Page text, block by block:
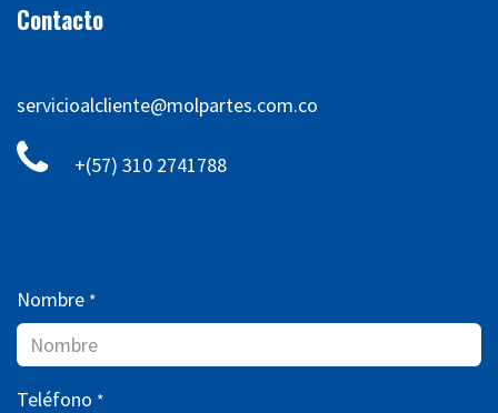
Contacto
servicioalcliente@molpartes.com.co
+(57) 310 2741788
Nombre *
Teléfono *